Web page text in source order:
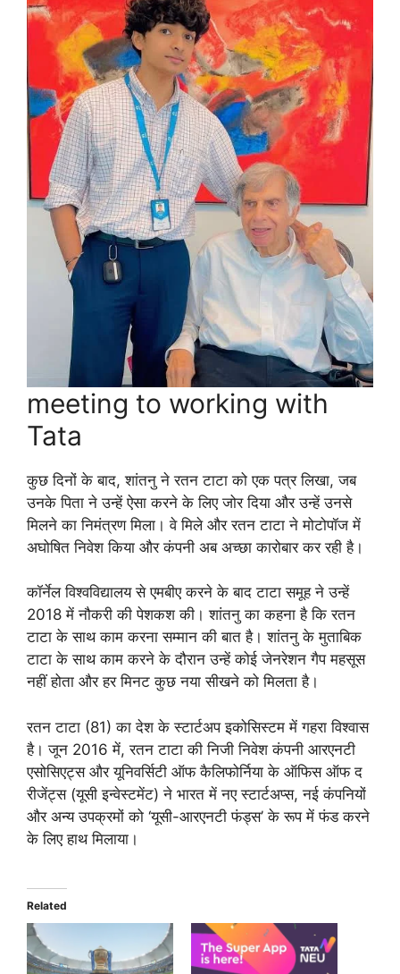
meeting to working with
Tata
कुछ दिनों के बाद, शांतनु ने रतन टाटा को एक पत्र लिखा, जब
उनके पिता ने उन्हें ऐसा करने के लिए जोर दिया और उन्हें उनसे
मिलने का निमंत्रण मिला। वे मिले और रतन टाटा ने मोटोपॉज में
अघोषित निवेश किया और कंपनी अब अच्छा कारोबार कर रही है।
कॉर्नेल विश्वविद्यालय से एमबीए करने के बाद टाटा समूह ने उन्हें
2018 में नौकरी की पेशकश की। शांतनु का कहना है कि रतन
टाटा के साथ काम करना सम्मान की बात है। शांतनु के मुताबिक
टाटा के साथ काम करने के दौरान उन्हें कोई जेनरेशन गैप महसूस
नहीं होता और हर मिनट कुछ नया सीखने को मिलता है।
रतन टाटा (81) का देश के स्टार्टअप इकोसिस्टम में गहरा विश्वास
है। जून 2016 में, रतन टाटा की निजी निवेश कंपनी आरएनटी
एसोसिएट्स और यूनिवर्सिटी ऑफ कैलिफोर्निया के ऑफिस ऑफ द
रीजेंट्स (यूसी इन्वेस्टमेंट) ने भारत में नए स्टार्टअप्स, नई कंपनियों
और अन्य उपक्रमों को ‘यूसी-आरएनटी फंड्स’ के रूप में फंड करने
के लिए हाथ मिलाया।
Related